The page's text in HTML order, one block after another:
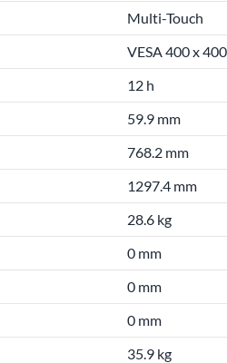
Multi-Touch
VESA 400 x
12 h
59.9 mm
768.2 mm
1297.4 mm
28.6 kg
0 mm
0 mm
0 mm
35.9 kg